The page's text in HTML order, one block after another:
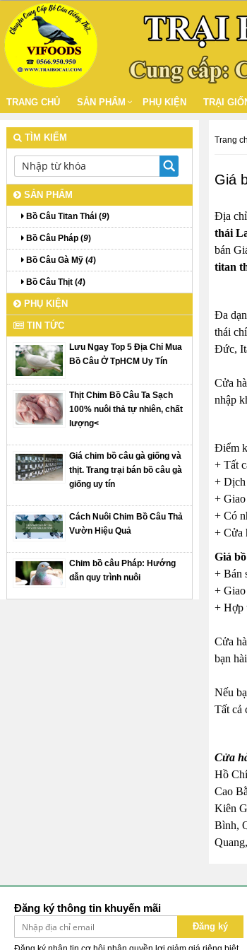
TRANG CHỦ SẢN PHẨM PHỤ KIỆN TRẠI
Trang
Giá
Địa chỉ
thái
bán
titan
Đa
thái
Đức,
Cửa
nhập
Điểm
+ Tất
+ Dịch
+ Giao
+ Có
+ Cửa
Giá
+ Bán
+ Giao
+ Hợp
Cửa
bạn
Nếu
Tất cả
Cửa
Hồ
Cao
Kiên
Bình,
TÌM KIẾM
SẢN PHẨM
Bồ Câu Titan Thái (9)
Bồ Câu Pháp (9)
Bồ Câu Gà Mỹ (4)
Bồ Câu Thịt (4)
PHỤ KIỆN
TIN TỨC
Lưu Ngay Top 5 Địa Chỉ Mua
Bồ Câu Ở TpHCM Uy Tín
Thịt Chim Bồ Câu Ta Sạch
100% nuôi thả tự nhiên, chất
lượng<
Giá chim bồ câu gà giống và
thịt. Trang trại bán bồ câu gà
giống uy tín
Cách Nuôi Chim Bồ Câu Thả
Vườn Hiệu Quả
Chim bồ câu Pháp: Hướng
dẫn quy trình nuôi
Đăng ký thông tin khuyến mãi
Đăng ký